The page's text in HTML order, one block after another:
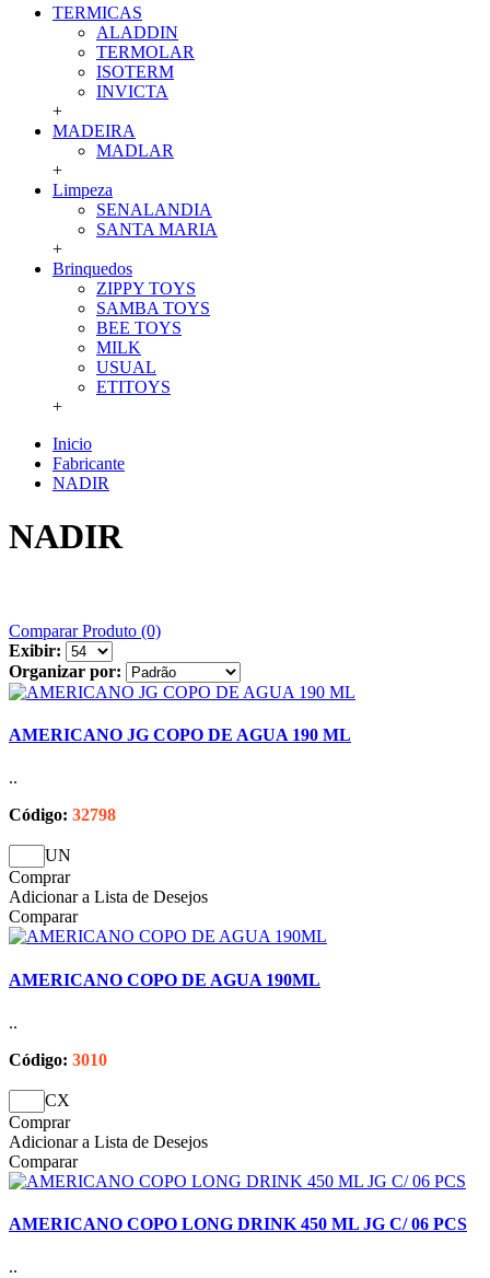
TERMICAS
ALADDIN
TERMOLAR
ISOTERM
INVICTA
+
MADEIRA
MADLAR
+
Limpeza
SENALANDIA
SANTA MARIA
+
Brinquedos
ZIPPY TOYS
SAMBA TOYS
BEE TOYS
MILK
USUAL
ETITOYS
+
Inicio
Fabricante
NADIR
NADIR
Comparar Produto (0)
Exibir:
Organizar por:
AMERICANO JG COPO DE AGUA 190 ML
..
Código: 32798
UN
Comprar
Adicionar a Lista de Desejos
Comparar
AMERICANO COPO DE AGUA 190ML
..
Código: 3010
CX
Comprar
Adicionar a Lista de Desejos
Comparar
AMERICANO COPO LONG DRINK 450 ML JG C/ 06 PCS
..